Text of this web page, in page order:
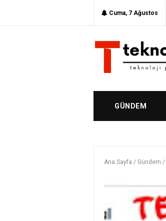
Cuma, 7 Ağustos
GÜNDEM
Ana Sayfa / Gündem /